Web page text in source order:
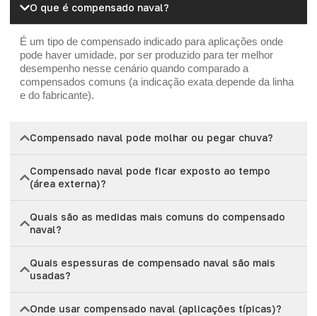
O que é compensado naval?
É um tipo de compensado indicado para aplicações onde
pode haver umidade, por ser produzido para ter melhor
desempenho nesse cenário quando comparado a
compensados comuns (a indicação exata depende da linha
e do fabricante).
Compensado naval pode molhar ou pegar chuva?
Compensado naval pode ficar exposto ao tempo
(área externa)?
Quais são as medidas mais comuns do compensado
naval?
Quais espessuras de compensado naval são mais
usadas?
Onde usar compensado naval (aplicações típicas)?